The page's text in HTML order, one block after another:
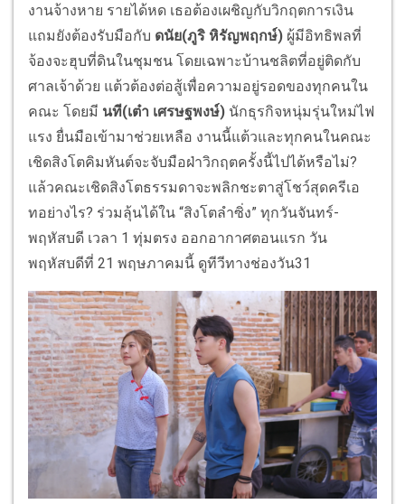
งานจ้างหาย รายได้หด เธอต้องเผชิญกับวิกฤตการเงิน
แถมยังต้องรับมือกับ ดนัย(ภูริ หิรัญพฤกษ์) ผู้มีอิทธิพลที่
จ้องจะฮุบที่ดินในชุมชน โดยเฉพาะบ้านชลิตที่อยู่ติดกับ
ศาลเจ้าด้วย แต้วต้องต่อสู้เพื่อความอยู่รอดของทุกคนใน
คณะ โดยมี นที(เต๋า เศรษฐพงษ์) นักธุรกิจหนุ่มรุ่นใหม่ไฟ
แรง ยื่นมือเข้ามาช่วยเหลือ งานนี้แต้วและทุกคนในคณะ
เชิดสิงโตคิมหันต์จะจับมือฝ่าวิกฤตครั้งนี้ไปได้หรือไม่?
แล้วคณะเชิดสิงโตธรรมดาจะพลิกชะตาสู่โชว์สุดครีเอ
ทอย่างไร? ร่วมลุ้นได้ใน “สิงโตลำซิ่ง” ทุกวันจันทร์-
พฤหัสบดี เวลา 1 ทุ่มตรง ออกอากาศตอนแรก วัน
พฤหัสบดีที่ 21 พฤษภาคมนี้ ดูทีวีทางช่องวัน31